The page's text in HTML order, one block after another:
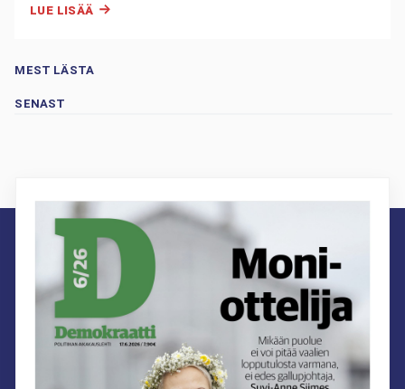
LUE LISÄÄ
MEST LÄSTA
SENAST